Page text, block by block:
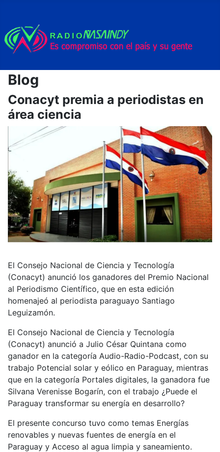
Blog
Conacyt premia a periodistas en
área ciencia
El Consejo Nacional de Ciencia y Tecnología
(Conacyt) anunció los ganadores del Premio Nacional
al Periodismo Científico, que en esta edición
homenajeó al periodista paraguayo Santiago
Leguizamón.
El Consejo Nacional de Ciencia y Tecnología
(Conacyt) anunció a Julio César Quintana como
ganador en la categoría Audio-Radio-Podcast, con su
trabajo Potencial solar y eólico en Paraguay, mientras
que en la categoría Portales digitales, la ganadora fue
Silvana Verenisse Bogarín, con el trabajo ¿Puede el
Paraguay transformar su energía en desarrollo?
El presente concurso tuvo como temas Energías
renovables y nuevas fuentes de energía en el
Paraguay y Acceso al agua limpia y saneamiento.